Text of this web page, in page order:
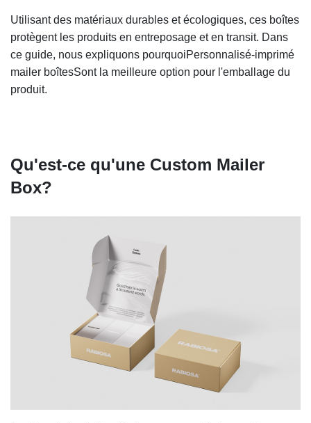
Utilisant des matériaux durables et écologiques, ces boîtes
protègent les produits en entreposage et en transit. Dans
ce guide, nous expliquons pourquoiPersonnalisé-imprimé
mailer boîtesSont la meilleure option pour l'emballage du
produit.
Qu'est-ce qu'une Custom Mailer
Box?